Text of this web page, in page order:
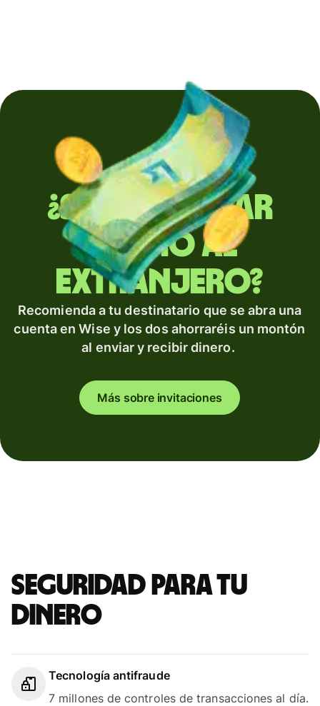
¿Sueles enviar
dinero al
extranjero?
Recomienda a tu destinatario que se abra una
cuenta en Wise y los dos ahorraréis un montón
al enviar y recibir dinero.
Más sobre invitaciones
Seguridad para tu
dinero
Tecnología antifraude
7 millones de controles de transacciones al día.